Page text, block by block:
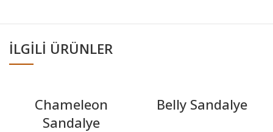
İLGILI ÜRÜNLER
Chameleon
Sandalye
Belly Sandalye